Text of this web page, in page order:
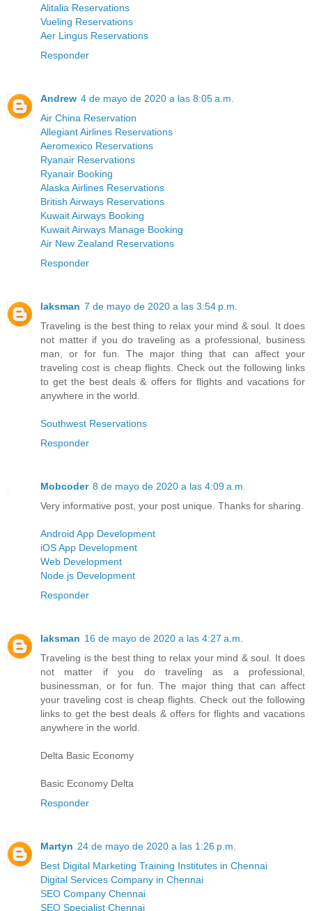
Alitalia Reservations
Vueling Reservations
Aer Lingus Reservations
Responder
Andrew 4 de mayo de 2020 a las 8:05 a.m.
Air China Reservation
Allegiant Airlines Reservations
Aeromexico Reservations
Ryanair Reservations
Ryanair Booking
Alaska Airlines Reservations
British Airways Reservations
Kuwait Airways Booking
Kuwait Airways Manage Booking
Air New Zealand Reservations
Responder
laksman 7 de mayo de 2020 a las 3:54 p.m.
Traveling is the best thing to relax your mind & soul. It does
not matter if you do traveling as a professional, business
man, or for fun. The major thing that can affect your
traveling cost is cheap flights. Check out the following links
to get the best deals & offers for flights and vacations for
anywhere in the world.
Southwest Reservations
Responder
Mobcoder 8 de mayo de 2020 a las 4:09 a.m.
Very informative post, your post unique. Thanks for sharing.
Android App Development
iOS App Development
Web Development
Node.js Development
Responder
laksman 16 de mayo de 2020 a las 4:27 a.m.
Traveling is the best thing to relax your mind & soul. It does
not matter if you do traveling as a professional,
businessman, or for fun. The major thing that can affect
your traveling cost is cheap flights. Check out the following
links to get the best deals & offers for flights and vacations
anywhere in the world.
Delta Basic Economy
Basic Economy Delta
Responder
Martyn 24 de mayo de 2020 a las 1:26 p.m.
Best Digital Marketing Training Institutes in Chennai
Digital Services Company in Chennai
SEO Company Chennai
SEO Specialist Chennai